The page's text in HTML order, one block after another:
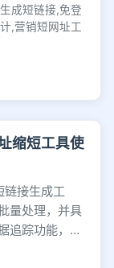
成短链接,免登
,营销短网址工
缩短工具使
接生成工
量处理，并具
追踪功能，能